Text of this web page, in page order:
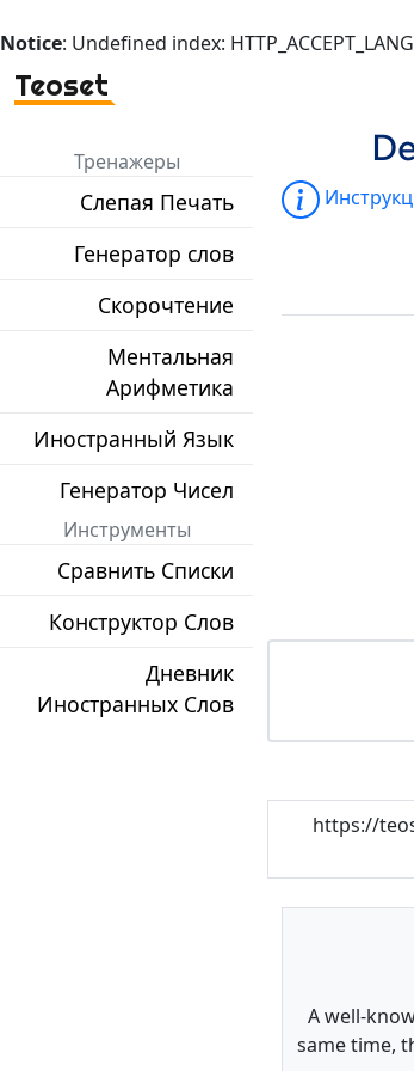
Notice: Undefined index:
Teoset
Тренажеры
Слепая Печать
Генератор слов
Скорочтение
Ментальная
Арифметика
Иностранный Язык
Генератор Чисел
Инструменты
Сравнить Списки
Конструктор Слов
Дневник
Иностранных Слов
https://
A well-
same time,